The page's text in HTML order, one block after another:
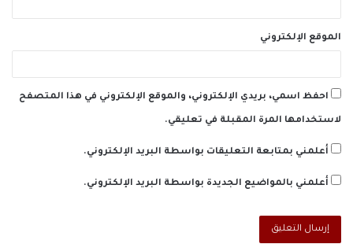
الموقع الإلكتروني
احفظ اسمي، بريدي الإلكتروني، والموقع الإلكتروني في هذا المتصفح
لاستخدامها المرة المقبلة في تعليقي.
أعلمني بمتابعة التعليقات بواسطة البريد الإلكتروني.
أعلمني بالمواضيع الجديدة بواسطة البريد الإلكتروني.